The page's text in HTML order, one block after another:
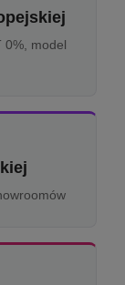
0%, model